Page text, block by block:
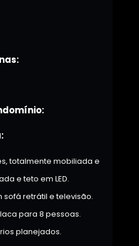
totalmente mobiliada e
e teto em LED.
sofá retrátil e televisão.
para 8 pessoas.
planejados.